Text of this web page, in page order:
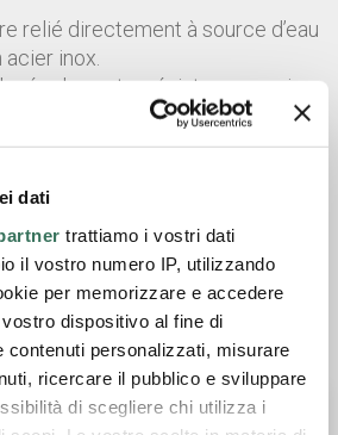
dati
trattiamo i vostri dati
il vostro numero IP, utilizzando
per memorizzare e accedere
dispositivo al fine di
contenuti personalizzati, misurare
ricercare il pubblico e sviluppare
di scegliere chi utilizza i
relié directement à source d’eau
inox.
de quatre résistances, qui
en même temps ou
eau.